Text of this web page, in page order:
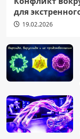
для
19.02.2026